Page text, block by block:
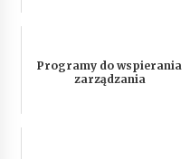
Programy do wspierania
zarządzania